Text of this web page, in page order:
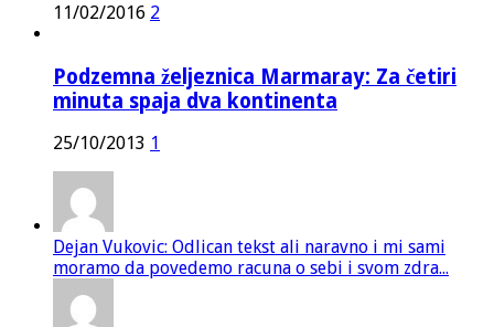
11/02/2016 2
Podzemna željeznica Marmaray: Za četiri
minuta spaja dva kontinenta
25/10/2013 1
Dejan Vukovic: Odlican tekst ali naravno i mi sami
moramo da povedemo racuna o sebi i svom zdra...